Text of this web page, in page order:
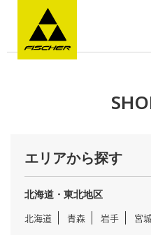
エリアから探す
北海道・東北地区
北海道
青森 岩手 宮